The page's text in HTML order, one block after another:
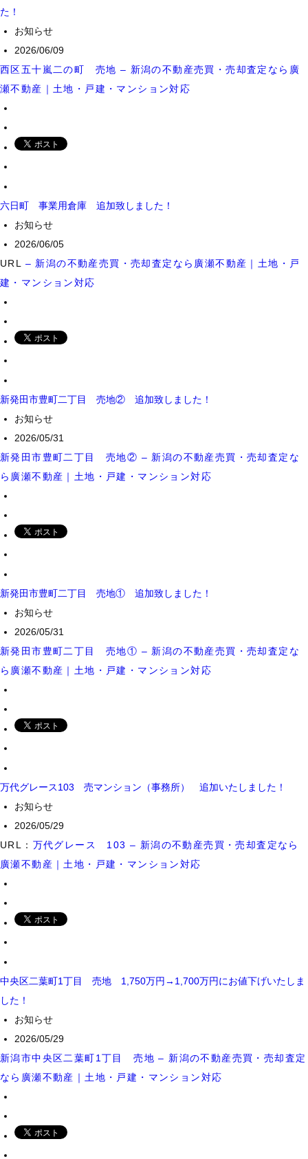
た！
お知らせ
2026/06/09
西区五十嵐二の町 売地 – 新潟の不動産売買・売却査定なら廣
瀬不動産｜土地・戸建・マンション対応
六日町 事業用倉庫 追加致しました！
お知らせ
2026/06/05
URL – 新潟の不動産売買・売却査定なら廣瀬不動産｜土地・戸
建・マンション対応
新発田市豊町二丁目 売地② 追加致しました！
お知らせ
2026/05/31
新発田市豊町二丁目 売地② – 新潟の不動産売買・売却査定な
ら廣瀬不動産｜土地・戸建・マンション対応
新発田市豊町二丁目 売地① 追加致しました！
お知らせ
2026/05/31
新発田市豊町二丁目 売地① – 新潟の不動産売買・売却査定な
ら廣瀬不動産｜土地・戸建・マンション対応
万代グレース103 売マンション（事務所） 追加いたしました！
お知らせ
2026/05/29
URL： 万代グレース 103 – 新潟の不動産売買・売却査定なら
廣瀬不動産｜土地・戸建・マンション対応
中央区二葉町1丁目 売地 1,750万円→1,700万円にお値下げいたしま
した！
お知らせ
2026/05/29
新潟市中央区二葉町1丁目 売地 – 新潟の不動産売買・売却査定
なら廣瀬不動産｜土地・戸建・マンション対応